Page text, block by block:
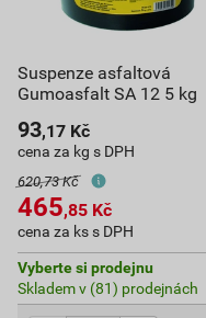
Suspenze asfaltová
Gumoasfalt SA 12 5 kg
93,17 Kč
cena za kg s DPH
620,73 Kč
465,85 Kč
cena za ks s DPH
Vyberte si prodejnu
Skladem v (81) prodejnách